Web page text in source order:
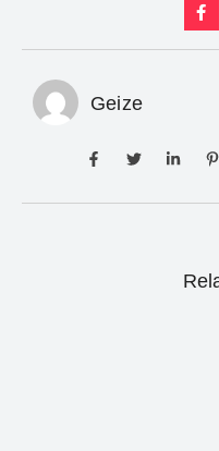
Geize